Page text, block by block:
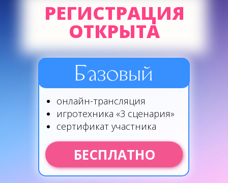
онлайн-трансляция
игротехника «3 сценария»
сертификат участника
БЕСПЛАТНО
РЕГИСТРАЦИЯ
ОТКРЫТА